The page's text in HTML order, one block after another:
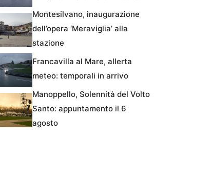
Montesilvano, inaugurazione
dell’opera ‘Meraviglia’ alla
stazione
Francavilla al Mare, allerta
meteo: temporali in arrivo
Manoppello, Solennità del Volto
Santo: appuntamento il 6
agosto